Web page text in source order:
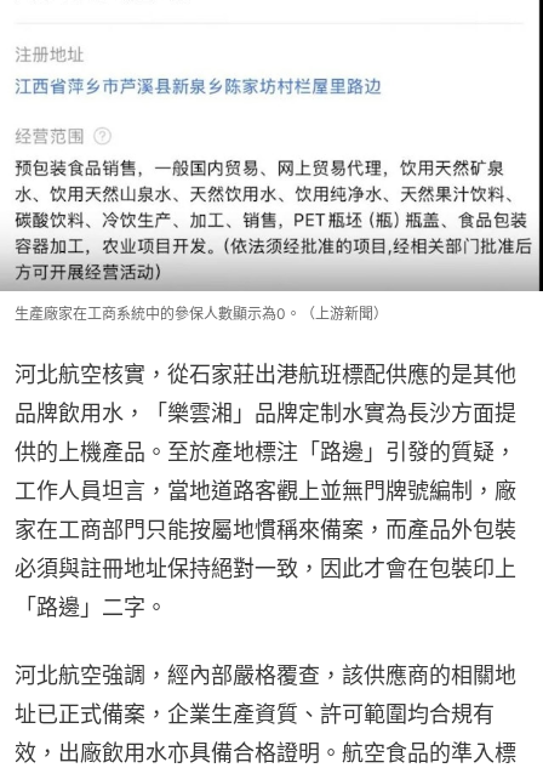
生產廠家在工商系統中的參保人數顯示為0。（上游新聞）
河北航空核實，從石家莊出港航班標配供應的是其他
品牌飲用水，「樂雲湘」品牌定制水實為長沙方面提
供的上機產品。至於產地標注「路邊」引發的質疑，
工作人員坦言，當地道路客觀上並無門牌號編制，廠
家在工商部門只能按屬地慣稱來備案，而產品外包裝
必須與註冊地址保持絕對一致，因此才會在包裝印上
「路邊」二字。
河北航空強調，經內部嚴格覆查，該供應商的相關地
址已正式備案，企業生產資質、許可範圍均合規有
效，出廠飲用水亦具備合格證明。航空食品的準入標